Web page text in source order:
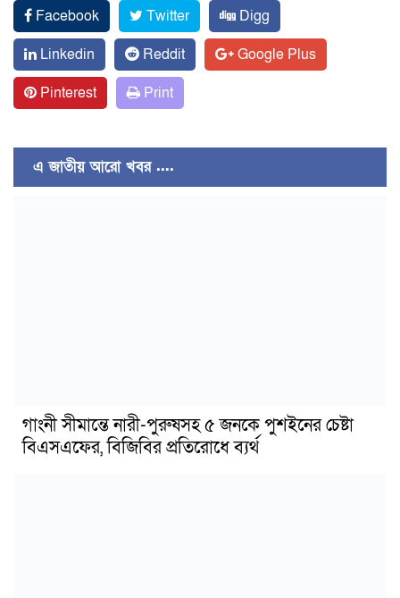
Facebook Twitter
Digg
Linkedin
Reddit
Google Plus
Pinterest
Print
এ জাতীয় আরো খবর ....
গাংনী সীমান্তে নারী-পুরুষসহ ৫ জনকে পুশইনের চেষ্টা
বিএসএফের, বিজিবির প্রতিরোধে ব্যর্থ